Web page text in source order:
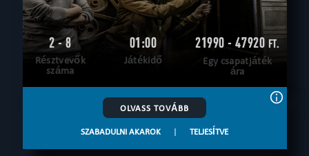
2 - 8
Résztvevők
száma
01:00
Játékidő
21990 - 47920FT.
Egy csapatjáték
ára
OLVASS TOVÁBB
SZABADULNI AKAROK | TELJESÍTVE